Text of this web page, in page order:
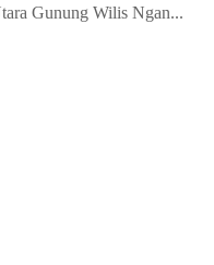
Gunung Wilis Ngan...